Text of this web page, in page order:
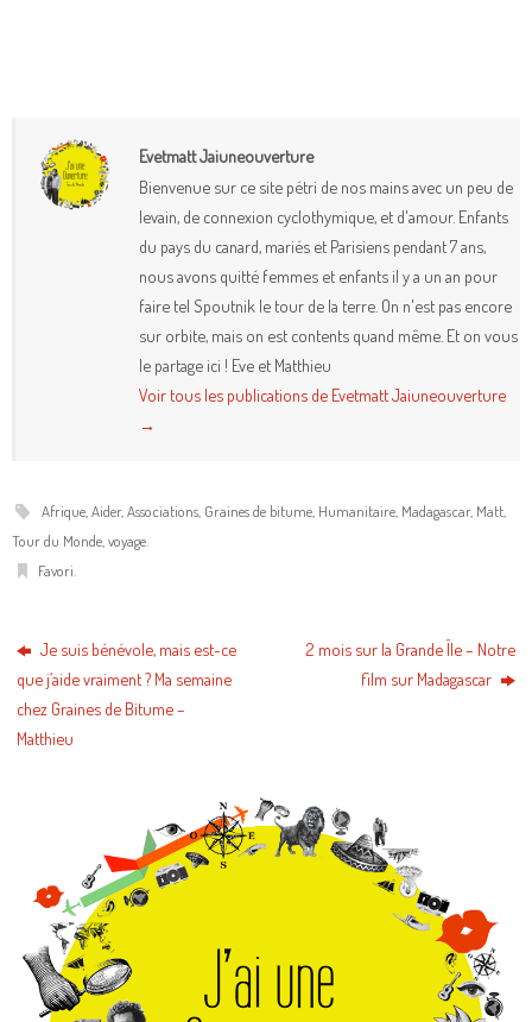
Evetmatt Jaiuneouverture
Bienvenue sur ce site pétri de nos mains avec un peu de
levain, de connexion cyclothymique, et d'amour. Enfants
du pays du canard, mariés et Parisiens pendant 7 ans,
nous avons quitté femmes et enfants il y a un an pour
faire tel Spoutnik le tour de la terre. On n'est pas encore
sur orbite, mais on est contents quand même. Et on vous
le partage ici ! Eve et Matthieu
Voir tous les publications de Evetmatt Jaiuneouverture
→
Afrique,Aider,Associations, Graines de bitume, Humanitaire, Madagascar, Matt,
Tour du Monde,voyage.
Favori.
Je suis bénévole, mais est-ce
que j’aide vraiment ? Ma semaine
chez Graines de Bitume –
Matthieu
2 mois sur la Grande Île – Notre
film sur Madagascar